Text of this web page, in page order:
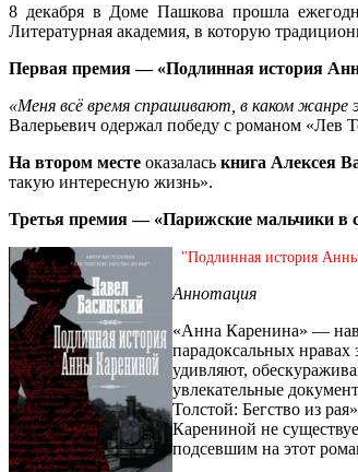
8 декабря в Доме Пашкова прошла
Литературная академия, в которую
Первая премия — «Подлинная история
«Меня всё время спрашивают, в каком
Валерьевич одержал победу с романом «Лев
На втором месте оказалась книга Алексея
такую интересную жизнь».
Третья премия — «Парижские мальчики в
"Подлинная история
Аннотация
«Анна Каренина» —
парадоксальных нравах
удивляют,
увлекательные
Толстой: Бегство из
Карениной не
подсевшим на этот